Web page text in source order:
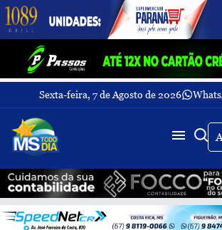
Sexta-feira, 7 de Agosto de 2026
Fechar Menu
Últimas
notícias
Galeria
de
fotos
Sobre